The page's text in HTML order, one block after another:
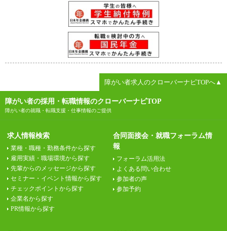
障がい者求人のクローバーナビTOPへ▲
障がい者の採用・転職情報のクローバーナビTOP
障がい者の就職・転職支援・仕事情報のご提供
求人情報検索
業種・職種・勤務条件から探す
雇用実績・職場環境から探す
先輩からのメッセージから探す
セミナー・イベント情報から探す
チェックポイントから探す
企業名から探す
PR情報から探す
合同面接会・就職フォーラム情
報
フォーラム活用法
よくある問い合わせ
参加者の声
参加予約